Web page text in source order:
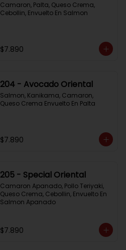
Camaron, Palta, Queso Crema,
Cebollin, Envuelto En Salmon
$7.890
204 - Avocado Oriental
Salmon, Kanikama, Camaron,
Queso Crema Envuelto En Palta
$7.890
205 - Special Oriental
Camaron Apanado, Pollo Teriyaki,
Queso Crema, Cebollin, Envuelto En
Salmon Apanado
$7.890